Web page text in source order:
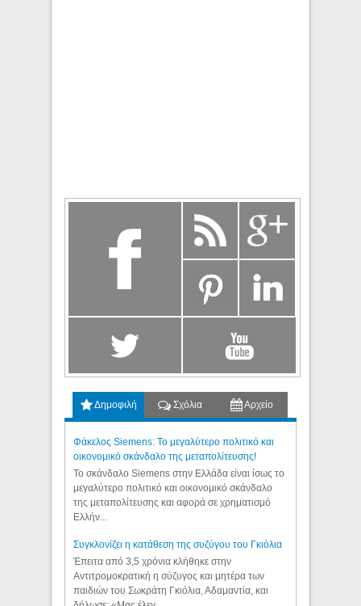
Δημοφιλή Σχόλια Αρχείο
Φάκελος Siemens: Το μεγαλύτερο πολιτικό και
οικονομικό σκάνδαλο της μεταπολίτευσης!
Το σκάνδαλο Siemens στην Ελλάδα είναι ίσως το
μεγαλύτερο πολιτικό και οικονομικό σκάνδαλο
της μεταπολίτευσης και αφορά σε χρηματισμό
Ελλήν...
Συγκλονίζει η κατάθεση της συζύγου του Γκιόλια
Έπειτα από 3,5 χρόνια κλήθηκε στην
Αντιτρομοκρατική η σύζυγος και μητέρα των
παιδιών του Σωκράτη Γκιόλια, Αδαμαντία, και